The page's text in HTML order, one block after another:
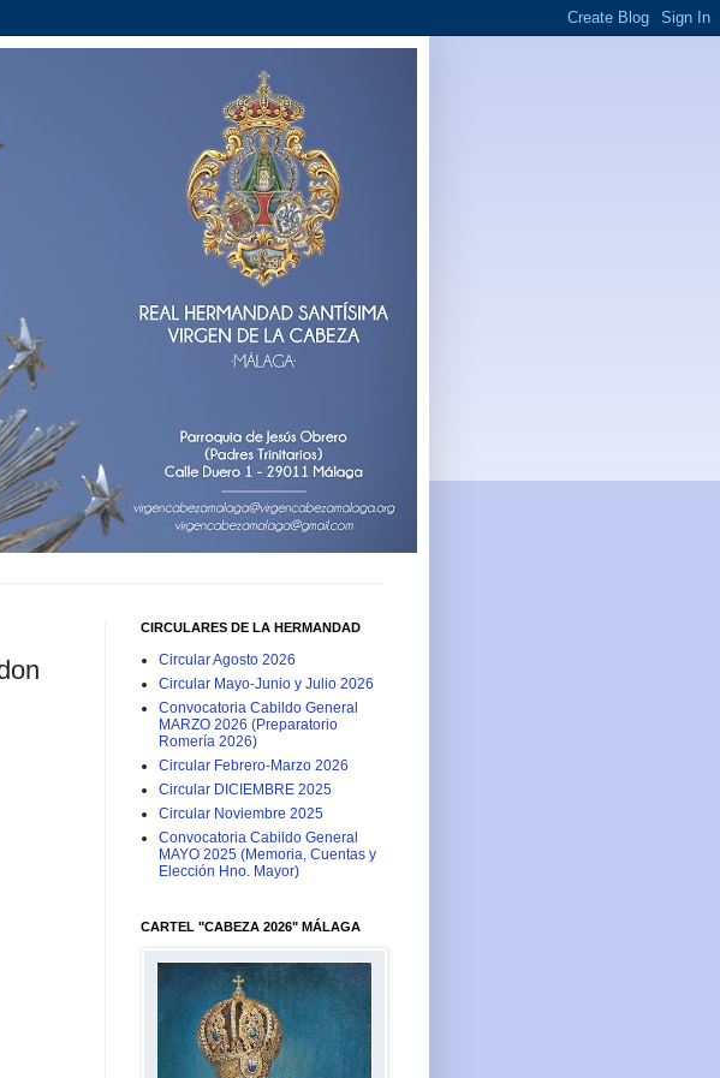
CIRCULARES DE LA HERMANDAD
Circular Agosto 2026
Circular Mayo-Junio y Julio 2026
Convocatoria Cabildo General
MARZO 2026 (Preparatorio
Romería 2026)
Circular Febrero-Marzo 2026
Circular DICIEMBRE 2025
Circular Noviembre 2025
Convocatoria Cabildo General
MAYO 2025 (Memoria, Cuentas y
Elección Hno. Mayor)
CARTEL "CABEZA 2026" MÁLAGA